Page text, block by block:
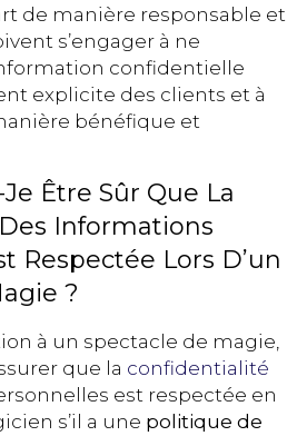
de manière responsable et
s’engager à ne
confidentielle
explicite des clients et à
bénéfique et
Être Sûr Que La
Informations
Respectée Lors D’un
?
à un spectacle de magie,
que la confidentialité
est respectée en
s’il a une politique de